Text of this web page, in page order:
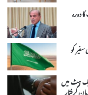
کا دورہ
کو
ہٹ میں